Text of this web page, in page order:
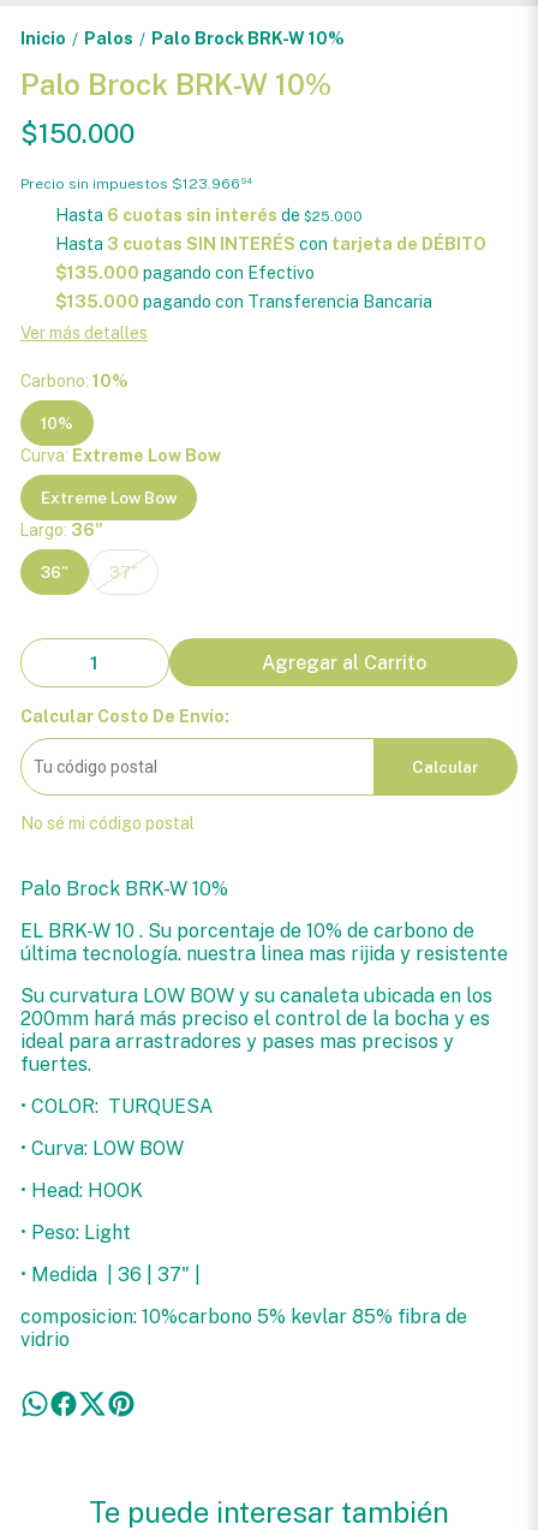
Inicio / Palos / Palo Brock BRK-W 10%
Palo Brock BRK-W 10%
$150.000
Precio sin impuestos $123.966 94
Hasta 6 cuotas sin interés de $25.000
Hasta 3 cuotas SIN INTERÉS con tarjeta de DÉBITO
$135.000 pagando con Efectivo
$135.000 pagando con Transferencia Bancaria
Ver más detalles
Carbono: 10%
10%
Curva: Extreme Low Bow
Extreme Low Bow
Largo: 36"
36" 37"
Agregar al Carrito
Calcular Costo De Envío:
Calcular
No sé mi código postal
Palo Brock BRK-W 10%
EL BRK-W 10 . Su porcentaje de 10% de carbono de
última tecnología. nuestra linea mas rijida y resistente
Su curvatura LOW BOW y su canaleta ubicada en los
200mm hará más preciso el control de la bocha y es
ideal para arrastradores y pases mas precisos y
fuertes.
• COLOR: TURQUESA
• Curva: LOW BOW
• Head: HOOK
• Peso: Light
• Medida | 36 | 37" |
composicion: 10%carbono 5% kevlar 85% fibra de
vidrio
Te puede interesar también